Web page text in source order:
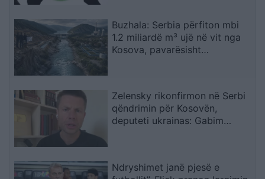
Buzhala: Serbia përfiton mbi
1.2 miliardë m³ ujë në vit nga
Kosova, pavarësisht
Zelensky rikonfirmon në Serbi
qëndrimin për Kosovën,
deputeti ukrainas: Gabim
Ndryshimet janë pjesë e